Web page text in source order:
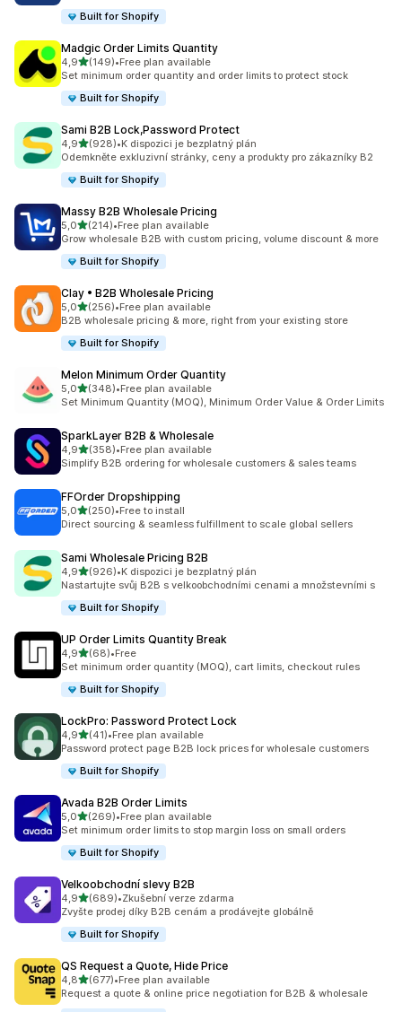
Built for Shopify
Madgic Order Limits Quantity
4,9z 5 hvězd
(149)
Celkový počet recenzí: 149
•Free plan available
Set minimum order quantity and order limits to protect stock
Built for Shopify
Sami B2B Lock,Password Protect
4,9z 5 hvězd
(928)
Celkový počet recenzí: 928
•K dispozici je bezplatný plán
Odemkněte exkluzivní stránky, ceny a produkty pro zákazníky B2
Built for Shopify
Massy B2B Wholesale Pricing
5,0z 5 hvězd
(214)
Celkový počet recenzí: 214
•Free plan available
Grow wholesale B2B with custom pricing, volume discount & more
Built for Shopify
Clay • B2B Wholesale Pricing
5,0z 5 hvězd
(256)
Celkový počet recenzí: 256
•Free plan available
B2B wholesale pricing & more, right from your existing store
Built for Shopify
Melon Minimum Order Quantity
5,0z 5 hvězd
(348)
Celkový počet recenzí: 348
•Free plan available
Set Minimum Quantity (MOQ), Minimum Order Value & Order Limits
SparkLayer B2B & Wholesale
4,9z 5 hvězd
(358)
Celkový počet recenzí: 358
•Free plan available
Simplify B2B ordering for wholesale customers & sales teams
FFOrder Dropshipping
5,0z 5 hvězd
(250)
Celkový počet recenzí: 250
•Free to install
Direct sourcing & seamless fulfillment to scale global sellers
Sami Wholesale Pricing B2B
4,9z 5 hvězd
(926)
Celkový počet recenzí: 926
•K dispozici je bezplatný plán
Nastartujte svůj B2B s velkoobchodními cenami a množstevními s
Built for Shopify
UP Order Limits Quantity Break
4,9z 5 hvězd
(68)
Celkový počet recenzí: 68
•Free
Set minimum order quantity (MOQ), cart limits, checkout rules
Built for Shopify
LockPro: Password Protect Lock
4,9z 5 hvězd
(41)
Celkový počet recenzí: 41
•Free plan available
Password protect page B2B lock prices for wholesale customers
Built for Shopify
Avada B2B Order Limits
5,0z 5 hvězd
(269)
Celkový počet recenzí: 269
•Free plan available
Set minimum order limits to stop margin loss on small orders
Built for Shopify
Velkoobchodní slevy B2B
4,9z 5 hvězd
(689)
Celkový počet recenzí: 689
•Zkušební verze zdarma
Zvyšte prodej díky B2B cenám a prodávejte globálně
Built for Shopify
QS Request a Quote, Hide Price
4,8z 5 hvězd
(677)
Celkový počet recenzí: 677
•Free plan available
Request a quote & online price negotiation for B2B & wholesale